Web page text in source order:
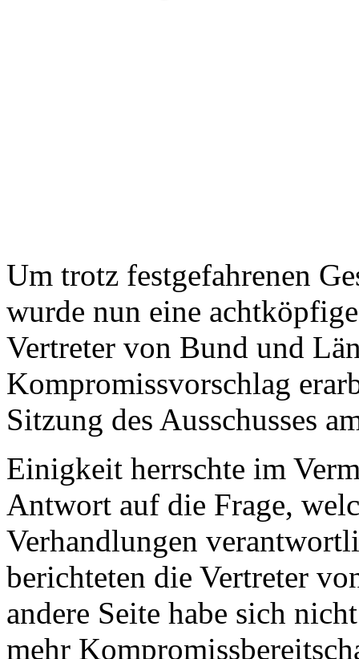
Um trotz festgefahrenen
wurde nun eine
Vertreter von Bund und
Kompromissvorschlag
Sitzung des Ausschusses
Einigkeit herrschte im
Antwort auf die Frage,
Verhandlungen
berichteten die Vertreter
andere Seite habe sich
mehr